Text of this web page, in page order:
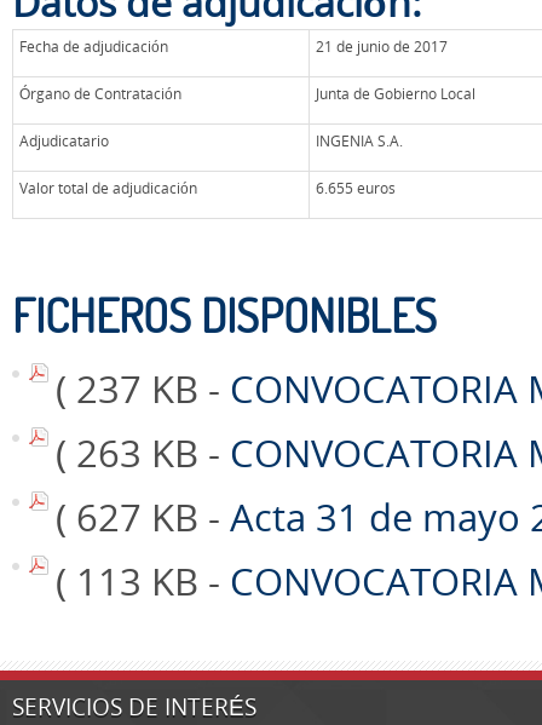
Fecha de adjudicación 21 de junio de 2017
Órgano de Contratación Junta de Gobierno Local
Adjudicatario INGENIA S.A.
Valor total de adjudicación 6.655 euros
FICHEROS DISPONIBLES
( 237 KB -
( 263 KB -
( 627 KB - Acta 31 de mayo
( 113 KB -
SERVICIOS DE INTERÉS